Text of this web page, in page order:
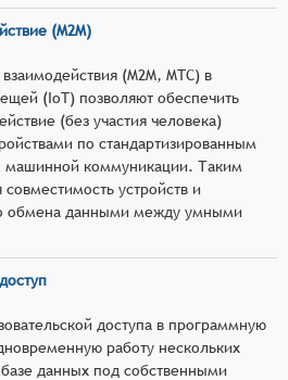
(M2M)
(M2M, MTC) в
(IoT) позволяют обеспечить
(без участия человека)
по стандартизированным
машинной коммуникации. Таким
устройств и
обмена данными между умными
доступа в программную
работу нескольких
данных под собственными